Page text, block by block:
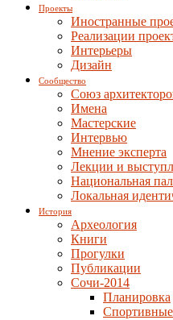
Проекты
Иностранные
Реализации
Интерьеры
Дизайн
Сообщество
Союз
Имена
Мастерские
Интервью
Мнение эксперта
Лекции и
Национальная
Локальная
История
Археология
Книги
Прогулки
Публикации
Сочи-2014
Планировка